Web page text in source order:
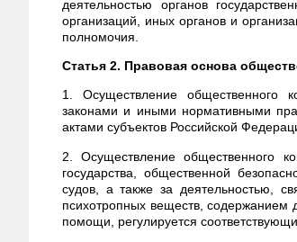
деятельностью органов
организаций, иных органов и
полномочия.
Статья 2. Правовая основа
1. Осуществление общественного
законами и иными нормативными
актами субъектов Российской
2. Осуществление общественного
государства, общественной
судов, а также за деятельностью,
психотропных веществ, содержанием
помощи, регулируется